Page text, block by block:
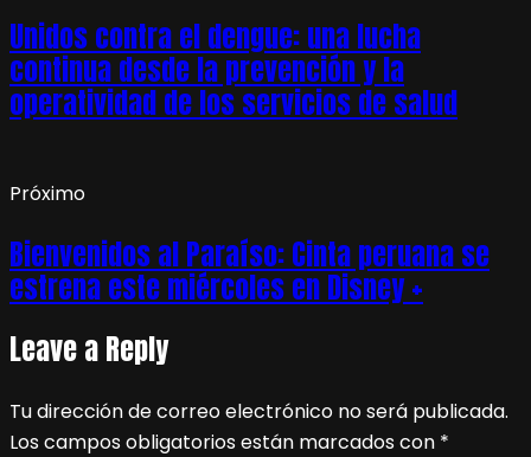
Unidos contra el dengue: una lucha
continua desde la prevención y la
operatividad de los servicios de salud
Próximo
Bienvenidos al Paraíso: Cinta peruana se
estrena este miércoles en Disney +
Leave a Reply
Tu dirección de correo electrónico no será publicada.
Los campos obligatorios están marcados con *